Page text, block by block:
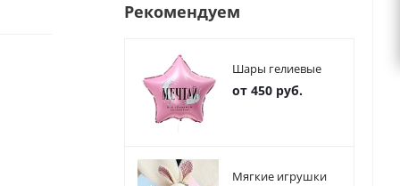
Рекомендуем
Шары гелиевые
от 450 руб.
Мягкие игрушки